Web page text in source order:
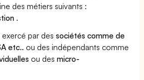
des métiers suivants :
.
par dessociétés comme de
etc.. ou des indépendants comme
ou desmicro-